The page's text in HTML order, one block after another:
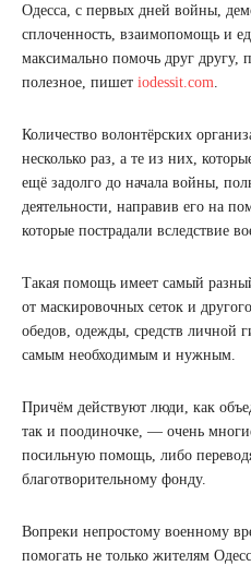
Одесса, с первых дней войны,
сплоченность, взаимопомощь и
максимально помочь друг другу,
полезное, пишет iodessit.com
Количество волонтёрских
несколько раз, а те из них,
ещё задолго до начала войны,
деятельности, направив его на
которые пострадали вследствие
Такая помощь имеет самый
от маскировочных сеток и
обедов, одежды, средств личной
самым необходимым и нужным.
Причём действуют люди, как
так и поодиночке, — очень
посильную помощь, либо
благотворительному фонду.
Вопреки непростому военному
помогать не только жителям